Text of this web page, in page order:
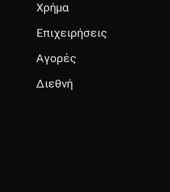
Χρήμα
Επιχειρήσεις
Αγορές
Διεθνή